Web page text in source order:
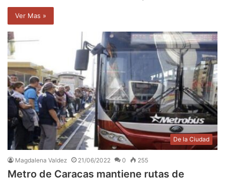
Ver Mas »
De la Ciudad
Magdalena Valdez 21/06/2022 0 255
Metro de Caracas mantiene rutas de